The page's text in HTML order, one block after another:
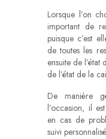
Lorsque l’on
important de
puisque c’est
de toutes les
ensuite de
de l’état de la
De manière
l’occasion, il
en cas de
suivi